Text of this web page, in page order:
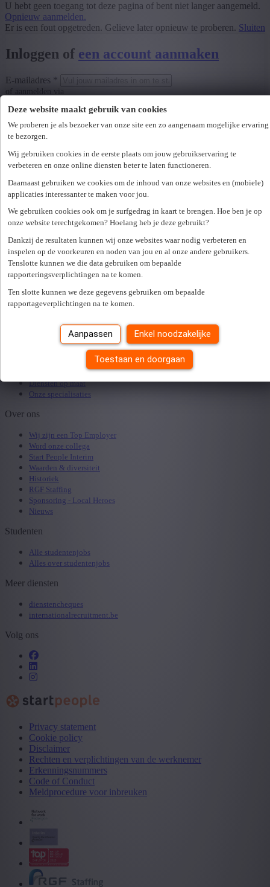
Deze website maakt gebruik van cookies
We proberen je als bezoeker van onze site een zo aangenaam mogelijke ervaring
te bezorgen.
Wij gebruiken cookies in de eerste plaats om jouw gebruikservaring te
verbeteren en onze online diensten beter te laten functioneren.
Daarnaast gebruiken we cookies om de inhoud van onze websites en (mobiele)
applicaties interessanter te maken voor jou.
We gebruiken cookies ook om je surfgedrag in kaart te brengen. Hoe ben je op
onze website terechtgekomen? Hoelang heb je deze gebruikt?
Dankzij de resultaten kunnen wij onze websites waar nodig verbeteren en
inspelen op de voorkeuren en noden van jou en al onze andere gebruikers.
Tenslotte kunnen we die data gebruiken om bepaalde
rapporteringsverplichtingen na te komen.
Ten slotte kunnen we deze gegevens gebruiken om bepaalde
rapportageverplichtingen na te komen.
Aanpassen Enkel noodzakelijke
Toestaan en doorgaan
U hebt geen toegang tot deze pagina of bent niet langer aangemeld.
Opnieuw aanmelden.
Er is een fout opgetreden. Gelieve later opnieuw te proberen. Sluiten
Inloggen of een account aanmaken
E-mailadres *
of aanmelden via
Facebook Google
LinkedIn
Wachtwoord *
Wachtwoord vergeten?
Volgende
Er is een fout opgetreden. Gelieve later opnieuw te proberen.
Zoek een kantoor in je buurt
Zoek kantoor
Vacatures
Alle vaste jobs
Alles over interimwerken
Openstaande vacature doorsturen
Diensten op maat
Onze specialisaties
Over ons
Wij zijn een Top Employer
Word onze collega
Start People Interim
Waarden & diversiteit
Historiek
RGF Staffing
Sponsoring - Local Heroes
Nieuws
Studenten
Alle studentenjobs
Alles over studentenjobs
Meer diensten
dienstencheques
internationalrecruitment.be
Volg ons
Privacy statement
Cookie policy
Disclaimer
Rechten en verplichtingen van de werknemer
Erkenningsnummers
Code of Conduct
Meldprocedure voor inbreuken